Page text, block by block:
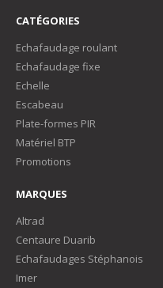
CATÉGORIES
Echafaudage roulant
Echafaudage fixe
Echelle
Escabeau
Plate-formes PIR
Matériel BTP
Promotions
MARQUES
Altrad
Centaure Duarib
Echafaudages Stéphanois
Imer